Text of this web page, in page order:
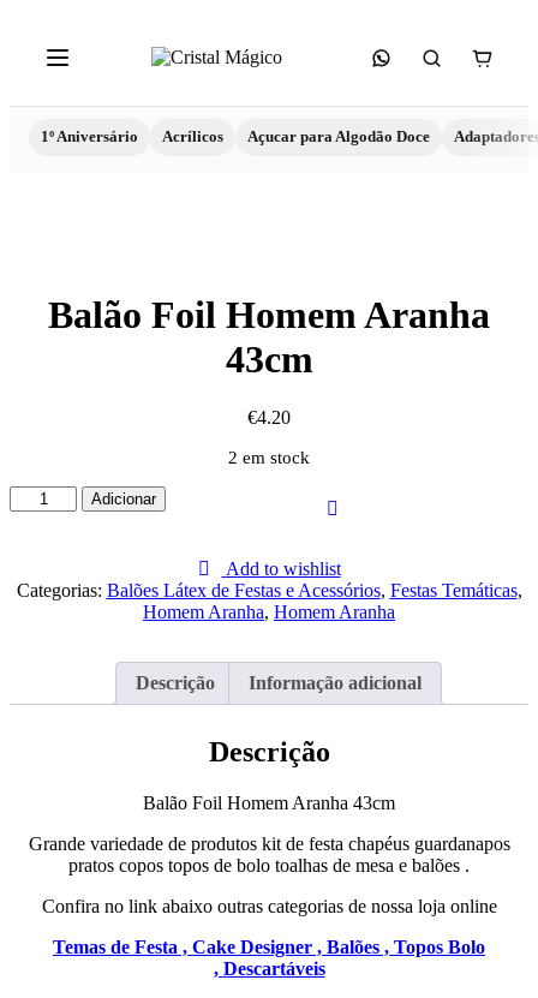
1º Aniversário Acrílicos Açucar para Algodão Doce
Balão Foil Homem Aranha
43cm
€4.20
2 em stock
Quantidade
de
Homem
Aranha
Adicionar
Add to wishlist
Categorias: Balões Látex de Festas e Acessórios, Festas Temáticas,
Homem Aranha, Homem Aranha
Descrição Informação adicional
Descrição
Balão Foil Homem Aranha 43cm
Grande variedade de produtos kit de festa chapéus guardanapos
pratos copos topos de bolo toalhas de mesa e balões .
Confira no link abaixo outras categorias de nossa loja online
Temas de Festa , Cake Designer , Balões , Topos Bolo
, Descartáveis